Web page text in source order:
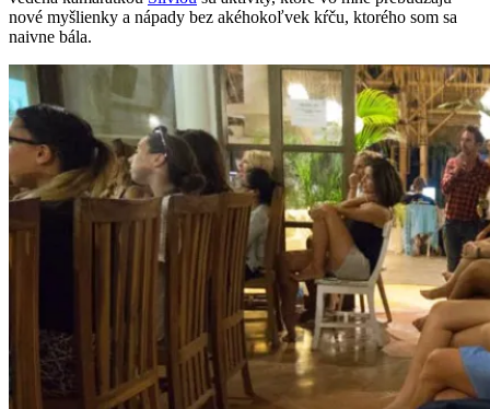
nové myšlienky a nápady bez akéhokoľvek kŕču, ktorého som sa
naivne bála.